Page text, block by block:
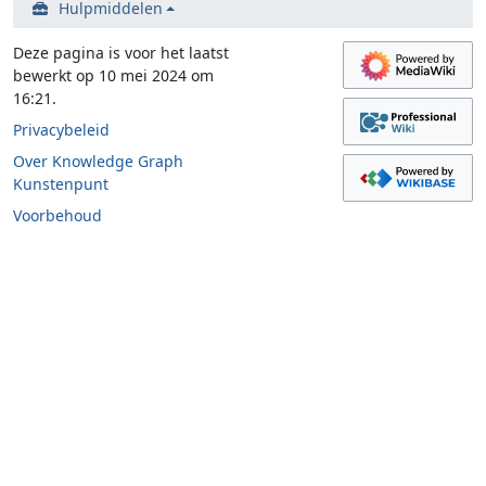
Hulpmiddelen
Deze pagina is voor het laatst
bewerkt op 10 mei 2024 om
16:21.
Privacybeleid
Over Knowledge Graph
Kunstenpunt
Voorbehoud